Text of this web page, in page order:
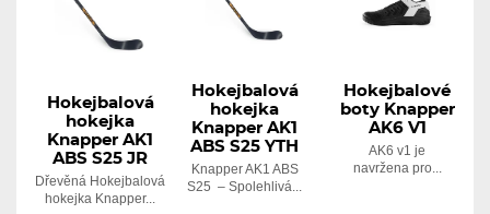
Hokejbalová
hokejka
Knapper AK1
ABS S25 JR
Dřevěná Hokejbalová
hokejka Knapper...
Hokejbalová
hokejka
Knapper AK1
ABS S25 YTH
Knapper AK1 ABS
S25 – Spolehlivá...
Hokejbalové
boty Knapper
AK6 V1
AK6 v1 je
navržena pro...